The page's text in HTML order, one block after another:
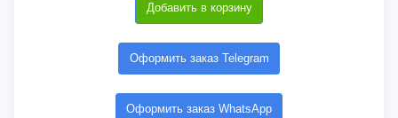
Добавить в корзину
Оформить заказ Telegram
Оформить заказ WhatsApp